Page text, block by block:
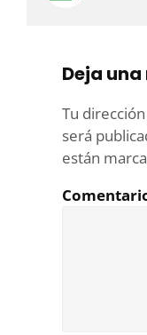
Deja
Tu
será
están